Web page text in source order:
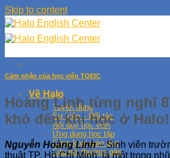
Skip to content
Về Halo
Tuyển dụng
Sự kiện – Đối tác
Nội quy học viên
Ứng dụng học tập
Công khai giáo dục
Câu hỏi thường gặp
Cảm nhận của học viên TOEIC
Hoàng Linh từng nghĩ
khó đến khi học ở Halo!
Nguyễn Hoàng Linh– Sinh viên
thuật TP. Hồ Chí Minh, là một trong